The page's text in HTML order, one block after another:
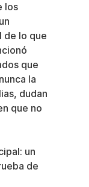
los
de lo que
que
la
dudan
que no
un
de